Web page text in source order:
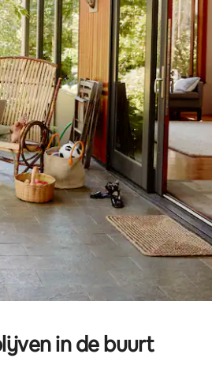
omhoog en omlaag, óf door te tikken
in de buurt